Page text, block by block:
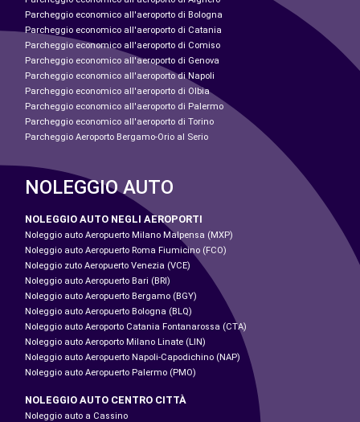
Parcheggio economico all'aeroporto di Bologna
Parcheggio economico all'aeroporto di Catania
Parcheggio economico all'aeroporto di Comiso
Parcheggio economico all'aeroporto di Genova
Parcheggio economico all'aeroporto di Napoli
Parcheggio economico all'aeroporto di Olbia
Parcheggio economico all'aeroporto di Palermo
Parcheggio economico all'aeroporto di Torino
Parcheggio Aeroporto Bergamo-Orio al Serio
NOLEGGIO AUTO
NOLEGGIO AUTO NEGLI AEROPORTI
Noleggio auto Aeropuerto Milano Malpensa (MXP)
Noleggio auto Aeropuerto Roma Fiumicino (FCO)
Noleggio zuto Aeropuerto Venezia (VCE)
Noleggio auto Aeropuerto Bari (BRI)
Noleggio auto Aeropuerto Bergamo (BGY)
Noleggio auto Aeropuerto Bologna (BLQ)
Noleggio auto Aeroporto Catania Fontanarossa (CTA)
Noleggio auto Aeroporto Milano Linate (LIN)
Noleggio auto Aeropuerto Napoli-Capodichino (NAP)
Noleggio auto Aeropuerto Palermo (PMO)
NOLEGGIO AUTO CENTRO CITTÀ
Noleggio auto a Cassino